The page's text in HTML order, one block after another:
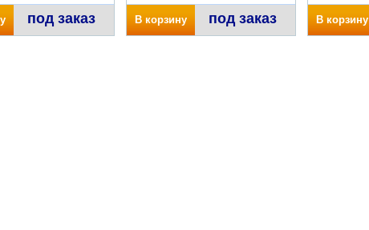
под заказ В корзину под заказ В корзину